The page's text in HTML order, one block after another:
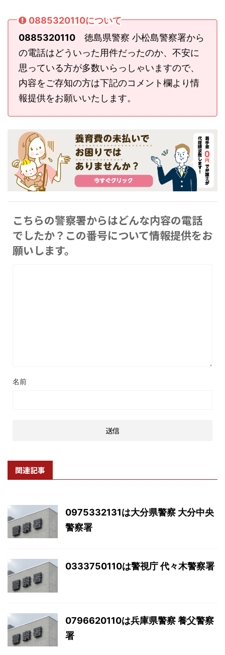
0885320110について
0885320110 徳島県警察 小松島警察署から
の電話はどういった用件だったのか、不安に
思っている方が多数いらっしゃいますので、
内容をご存知の方は下記のコメント欄より情
報提供をお願いいたします。
こちらの警察署からはどんな内容の電話
でしたか？この番号について情報提供をお
願いします。
名前
関連記事
0975332131は大分県警察 大分中央
警察署
0333750110は警視庁 代々木警察署
0796620110は兵庫県警察 養父警察
署